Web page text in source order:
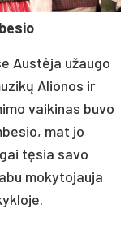
Austėja užaugo
Alionos ir
vaikinas buvo
mat jo
tęsia savo
mokytojauja